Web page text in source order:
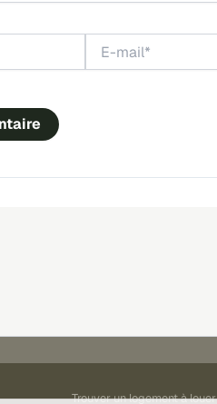
mail*
Trouver un logement à louer